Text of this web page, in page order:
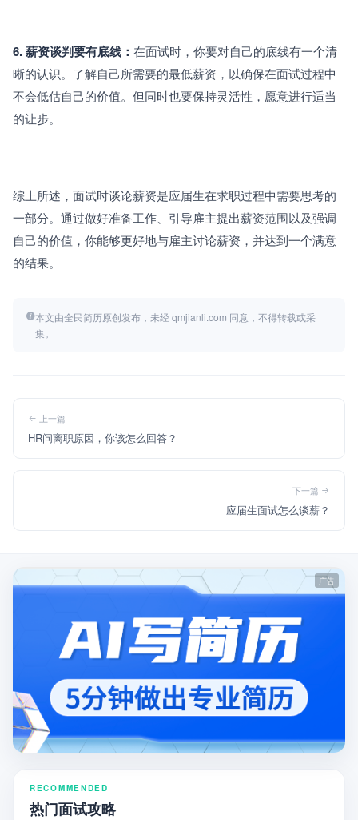
6. 薪资谈判要有底线： 在面试时，你要对自己的底线有一个清
晰的认识。了解自己所需要的最低薪资，以确保在面试过程中
不会低估自己的价值。但同时也要保持灵活性，愿意进行适当
的让步。
综上所述，面试时谈论薪资是应届生在求职过程中需要思考的
一部分。通过做好准备工作、引导雇主提出薪资范围以及强调
自己的价值，你能够更好地与雇主讨论薪资，并达到一个满意
的结果。
本文由全民简历原创发布，未经 qmjianli.com 同意，不得转载或采
集。
上一篇
HR问离职原因，你该怎么回答？
下一篇
应届生面试怎么谈薪？
RECOMMENDED
热门面试攻略